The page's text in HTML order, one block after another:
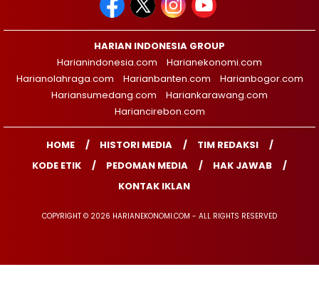
HARIAN INDONESIA GROUP
Harianindonesia.com
Harianekonomi.com
Harianolahraga.com
Harianbanten.com
Harianbogor.com
Hariansumedang.com
Hariankarawang.com
Hariancirebon.com
HOME HISTORI MEDIA
TIM REDAKSI
KODE ETIK
PEDOMAN MEDIA
HAK JAWAB
KONTAK IKLAN
COPYRIGHT © 2026 HARIANEKONOMI.COM - ALL RIGHTS RESERVED